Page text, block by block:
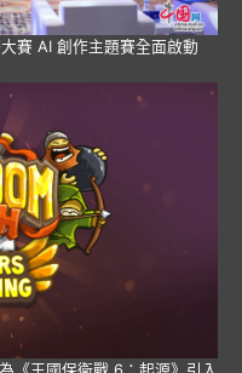
賽 AI 創作主題賽全面啟動